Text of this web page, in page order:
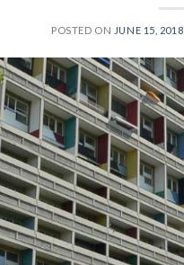
POSTED ON JUNE 15, 2018